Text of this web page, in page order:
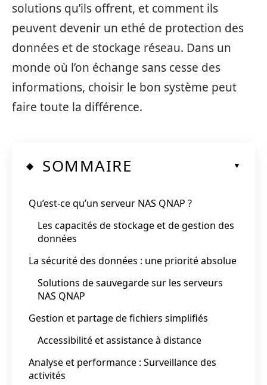
solutions qu’ils offrent, et comment ils
peuvent devenir un ethé de protection des
données et de stockage réseau. Dans un
monde où l’on échange sans cesse des
informations, choisir le bon système peut
faire toute la différence.
SOMMAIRE
Qu’est-ce qu’un serveur NAS QNAP ?
Les capacités de stockage et de gestion des
données
La sécurité des données : une priorité absolue
Solutions de sauvegarde sur les serveurs
NAS QNAP
Gestion et partage de fichiers simplifiés
Accessibilité et assistance à distance
Analyse et performance : Surveillance des
activités